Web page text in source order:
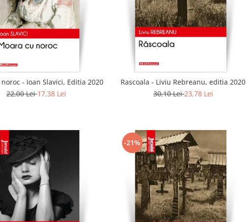
- Ioan Slavici, Editia 2020
22,00 Lei17,38 Lei
Rascoala - Liviu Rebreanu, editia 2020
30,10 Lei23,78 Lei
-21%